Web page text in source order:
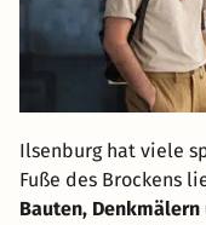
Ilsenburg hat viele
Fuße des Brockens
Bauten,